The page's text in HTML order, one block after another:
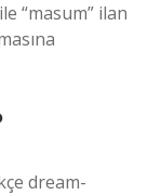
“masum” ilan
dream-